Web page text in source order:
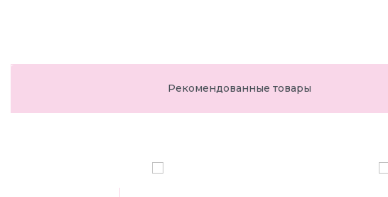
Рекомендованные товары